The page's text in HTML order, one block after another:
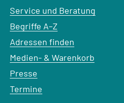
Service und Beratung
Begriffe A–Z
Adressen finden
Medien- & Warenkorb
Presse
Termine